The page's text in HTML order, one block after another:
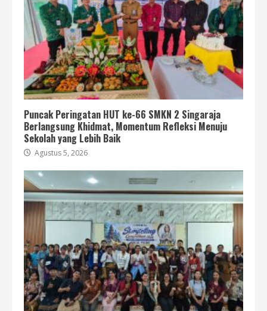
Puncak Peringatan HUT ke-66 SMKN 2 Singaraja
Berlangsung Khidmat, Momentum Refleksi Menuju
Sekolah yang Lebih Baik
Agustus 5, 2026